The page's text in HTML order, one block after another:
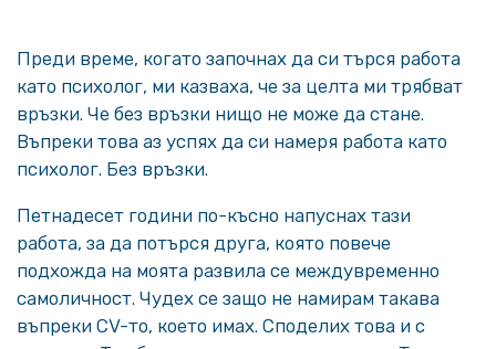
Преди време, когато започнах да си търся работа
като психолог, ми казваха, че за целта ми трябват
връзки. Че без връзки нищо не може да стане.
Въпреки това аз успях да си намеря работа като
психолог. Без връзки.
Петнадесет години по-късно напуснах тази
работа, за да потърся друга, която повече
подхожда на моята развила се междувременно
самоличност. Чудех се защо не намирам такава
въпреки CV-то, което имах. Споделих това и с